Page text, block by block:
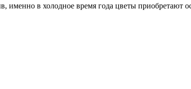
в холодное время года цветы приобретают